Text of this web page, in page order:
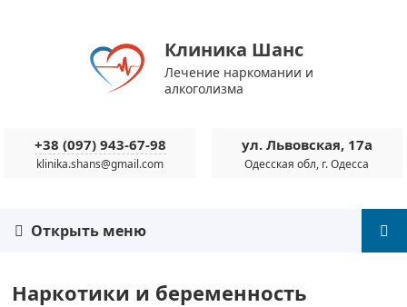
Клиника Шанс
Лечение наркомании и
алкоголизма
+38 (097) 943-67-98
klinika.shans@gmail.com
ул. Львовская, 17а
Одесская обл, г. Одесса
Открыть меню
Наркотики и беременность